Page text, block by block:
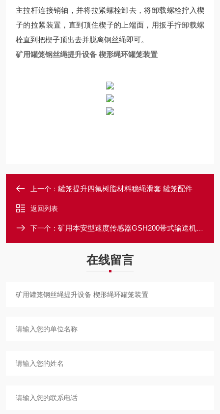
主拉杆连接销轴，并将拉紧螺栓卸去，将卸载螺栓拧入楔
子的拉紧装置，直到顶住楔子的上端面，用扳手拧卸载螺
栓直到把楔子顶出去并脱离钢丝绳即可。
矿用罐笼钢丝绳提升设备 楔形绳环罐笼装置
上一个： 罐笼提升四氟树脂材料稳绳滑套 罐笼配件
返回列表
下一个： 矿用本安型速度传感器GSH200带式输送机装置
在线留言